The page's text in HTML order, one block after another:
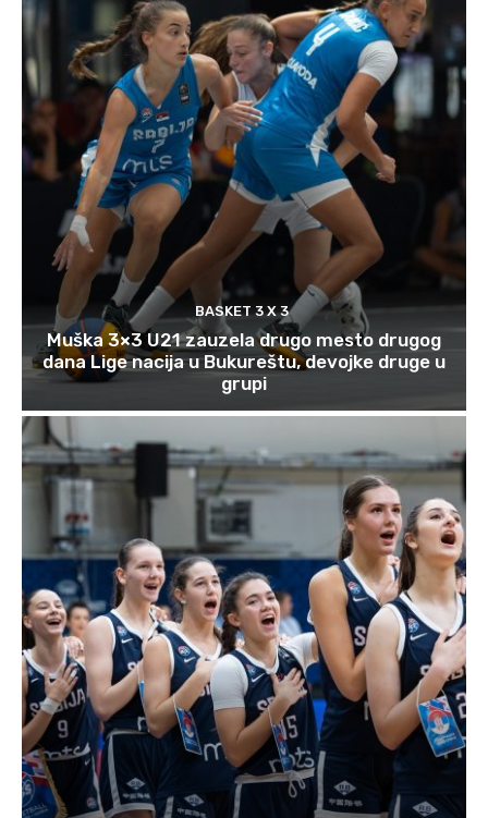
BASKET 3 X 3
Muška 3×3 U21 zauzela drugo mesto drugog
dana Lige nacija u Bukureštu, devojke druge u
grupi